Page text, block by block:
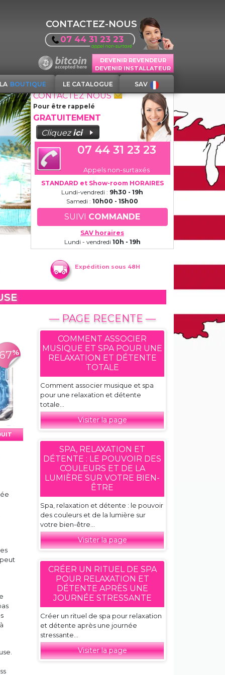
CONTACTEZ-NOUS
07 44 31 23 23
DEVENIR REVENDEUR
DEVENIR INSTALLATEUR
LA BOUTIQUE LE CATALOGUE SAV
CONTACTEZ NOUS
Pour être rappelé
GRATUITEMENT
Cliquezici
07 44 31 23 23
Appels non-surtaxés
STANDARD et Show-room HORAIRES
Lundi-vendredi : 9h30 - 19h
Samedi : 10h00 - 15h00
SUIVI COMMANDE
SAV horaires
Lundi - vendredi 10h - 19h
Expédition sous 48H
%
— PAGE RECENTE —
COMMENT ASSOCIER
MUSIQUE ET SPA POUR UNE
RELAXATION ET DÉTENTE
TOTALE
Comment associer musique et spa
pour une relaxation et détente
totale...
Visiter la page
SPA, RELAXATION ET
DÉTENTE : LE POUVOIR DES
COULEURS ET DE LA
LUMIÈRE SUR VOTRE BIEN-
ÊTRE
Spa, relaxation et détente : le pouvoir
des couleurs et de la lumière sur
votre bien-être...
Visiter la page
CRÉER UN RITUEL DE SPA
POUR RELAXATION ET
DÉTENTE APRÈS UNE
JOURNÉE STRESSANTE
Créer un rituel de spa pour relaxation
et détente après une journée
stressante...
Visiter la page